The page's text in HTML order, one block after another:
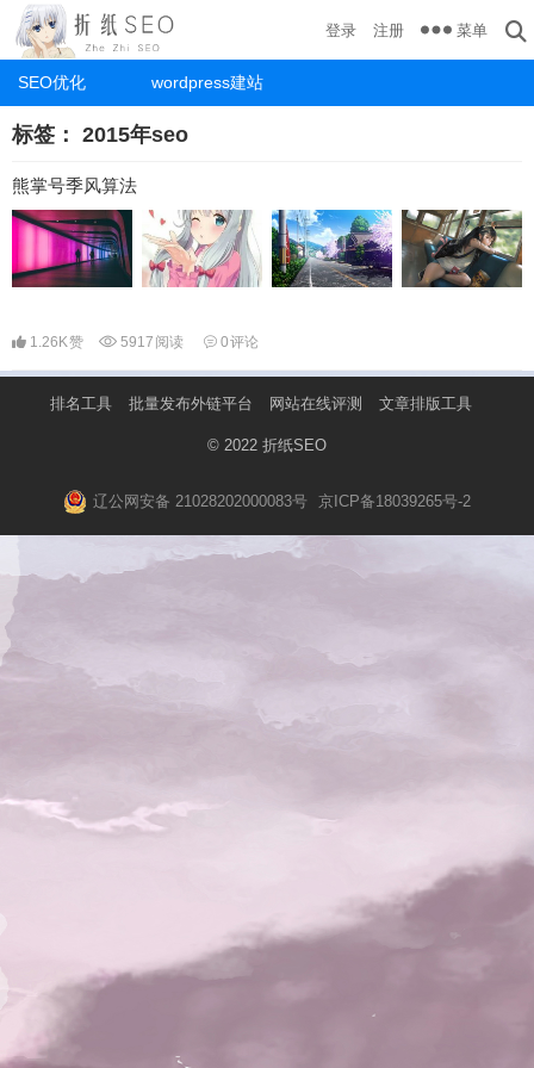
SEO优化 wordpress建站
登录 注册 菜单
标签： 2015年seo
熊掌号季风算法
1.26K赞 5917 阅读 0评论
排名工具 批量发布外链平台 网站在线评测 文章排版工具
© 2022 折纸SEO
辽公网安备 21028202000083号 京ICP备18039265号-2